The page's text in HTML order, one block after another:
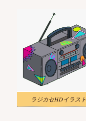
ラジカセHDイラスト